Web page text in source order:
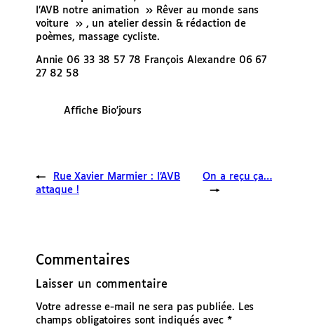
l’AVB notre animation » Rêver au monde sans
voiture » , un atelier dessin & rédaction de
poèmes, massage cycliste.
Annie 06 33 38 57 78 François Alexandre 06 67
27 82 58
Affiche Bio’jours
←
Rue Xavier Marmier : l’AVB
attaque !
On a reçu ça…
→
Commentaires
Laisser un commentaire
Votre adresse e-mail ne sera pas publiée.
Les
champs obligatoires sont indiqués avec *